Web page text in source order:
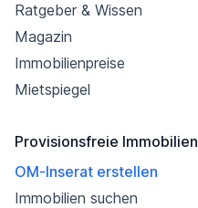
Ratgeber & Wissen
Magazin
Immobilienpreise
Mietspiegel
Provisionsfreie Immobilien
OM-Inserat erstellen
Immobilien suchen